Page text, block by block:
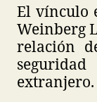
El vínculo
Weinberg
relación
extranjero.